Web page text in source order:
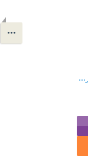
الملك والكتابة: قصة الصحافة والسلطة في مصر الجزء الثالث (من 1950 إلى 1999)